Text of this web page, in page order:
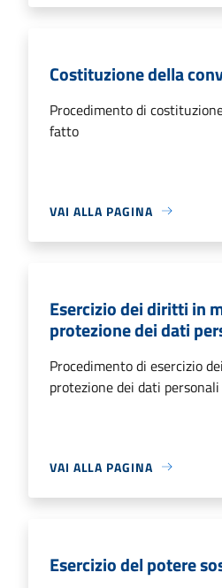
Costituzione della
Procedimento di
fatto
VAI ALLA PAGINA
Esercizio dei diritti in
protezione dei dati
Procedimento di esercizio
protezione dei dati personali
VAI ALLA PAGINA
Esercizio del potere